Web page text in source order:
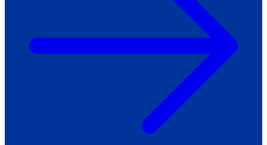
мова для мене – це…»
Репортажі спеціальних та
інклюзивних начальних закладів
України
Як приклад стійкості спільноти
Говоримо коротко про наболіле
Міжнародний тиждень глухих людей
Всеукраїнський челендж «Молодь
співає»